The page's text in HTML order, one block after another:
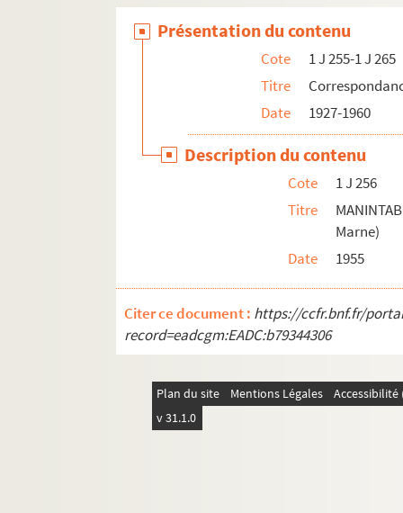
1 J 257. MARILLER (École maternelle de
1 J 257. MARINGE
1 J 257. MARION Henri
1 J 257. MARION (École Auguste Comte,
1 J 257. MARIOTTI Jean
1 J 257. MARKEVITCH
1 J 257. MARLE Frédéric
1 J 257. MARLIER Roger
1 J 257. MAROT (Inspecteur de
1 J 257. MARROU Maurice
1 J 257. MARS Claire (Les cahiers du
1 J 257. MARSAN Anna
1 J 257. MARSAN Henri
1 J 257. MARTENOT
1 J 257. MARTIAL Louise
Présentation du contenu
Cote
1 J 255-1 J 265
Titre
Date
1927-1960
Description du contenu
Cote
1 J 256
Titre
Marne)
Date
1955
Citer ce document : https://ccfr.bnf.fr/
record=eadcgm:EADC:b79344306
Plan du site Mentions Légales
v 31.1.0